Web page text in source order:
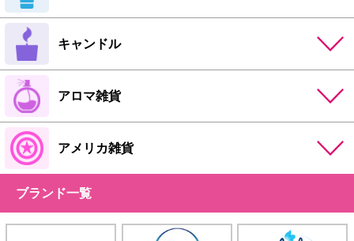
キャンドル
アロマ雑貨
アメリカ雑貨
ブランド一覧